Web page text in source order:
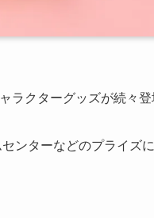
ラクターグッズが続々登
ンターなどのプライ